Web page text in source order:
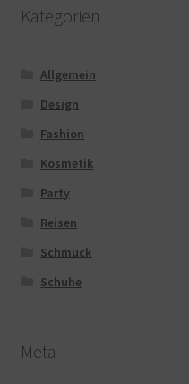
Kategorien
Allgemein
Design
Fashion
Kosmetik
Party
Reisen
Schmuck
Schuhe
Meta